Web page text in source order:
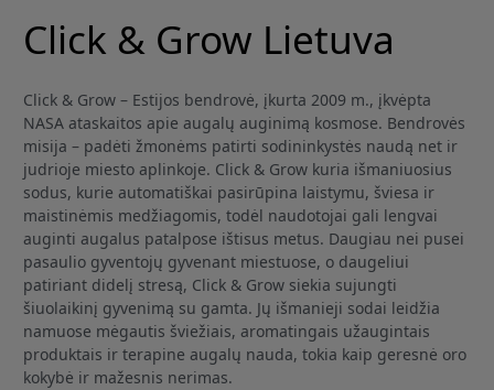
Click & Grow Lietuva
Click & Grow – Estijos bendrovė, įkurta 2009 m., įkvėpta
NASA ataskaitos apie augalų auginimą kosmose. Bendrovės
misija – padėti žmonėms patirti sodininkystės naudą net ir
judrioje miesto aplinkoje. Click & Grow kuria išmaniuosius
sodus, kurie automatiškai pasirūpina laistymu, šviesa ir
maistinėmis medžiagomis, todėl naudotojai gali lengvai
auginti augalus patalpose ištisus metus. Daugiau nei pusei
pasaulio gyventojų gyvenant miestuose, o daugeliui
patiriant didelį stresą, Click & Grow siekia sujungti
šiuolaikinį gyvenimą su gamta. Jų išmanieji sodai leidžia
namuose mėgautis šviežiais, aromatingais užaugintais
produktais ir terapine augalų nauda, tokia kaip geresnė oro
kokybė ir mažesnis nerimas.